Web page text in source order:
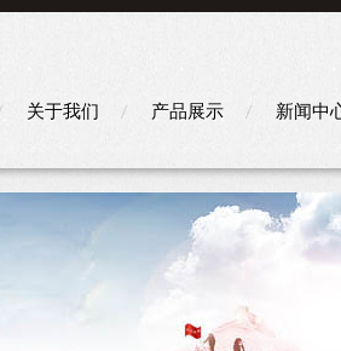
关于我们 产品展示 新闻中